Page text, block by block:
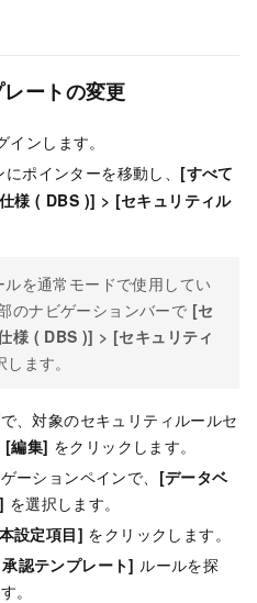
ートの変更
インします。
ポインターを移動し、 [すべて
様 ( DBS )] > [セキュリティル
を通常モードで使用してい
のナビゲーションバーで [セ
様 ( DBS )] > [セキュリティ
ます。
、対象のセキュリティルールセ
[編集] をクリックします。
ーションペインで、 [データベ
を選択します。
設定項目] をクリックします。
認テンプレート] ルールを探
。